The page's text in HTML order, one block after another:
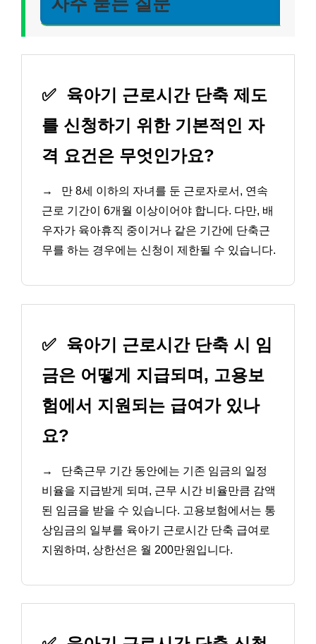
✅ 육아기 근로시간 단축 제도
를 신청하기 위한 기본적인 자
격 요건은 무엇인가요?
→
만 8세 이하의 자녀를 둔 근로자로서, 연속
근로 기간이 6개월 이상이어야 합니다. 다만, 배
우자가 육아휴직 중이거나 같은 기간에 단축근
무를 하는 경우에는 신청이 제한될 수 있습니다.
✅ 육아기 근로시간 단축 시 임
금은 어떻게 지급되며, 고용보
험에서 지원되는 급여가 있나
요?
→
단축근무 기간 동안에는 기존 임금의 일정
비율을 지급받게 되며, 근무 시간 비율만큼 감액
된 임금을 받을 수 있습니다. 고용보험에서는 통
상임금의 일부를 육아기 근로시간 단축 급여로
지원하며, 상한선은 월 200만원입니다.